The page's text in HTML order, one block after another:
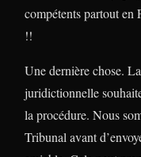
compétents partout
!!
Une dernière chose.
juridictionnelle
la procédure. Nous
Tribunal avant